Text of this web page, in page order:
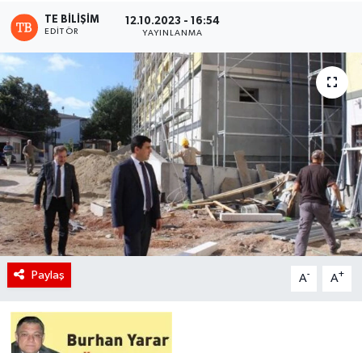
TE BILIŞIM
EDITÖR
12.10.2023 - 16:54
YAYINLANMA
Paylaş A- A+